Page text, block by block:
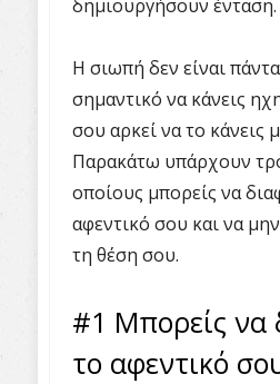
δημιουργήσουν ένταση.
Η σιωπή δεν είναι
σημαντικό να κάνεις
σου αρκεί να το κάνεις
Παρακάτω υπάρχουν
οποίους μπορείς να
αφεντικό σου και να
τη θέση σου.
#1 Μπορείς να
το αφεντικό